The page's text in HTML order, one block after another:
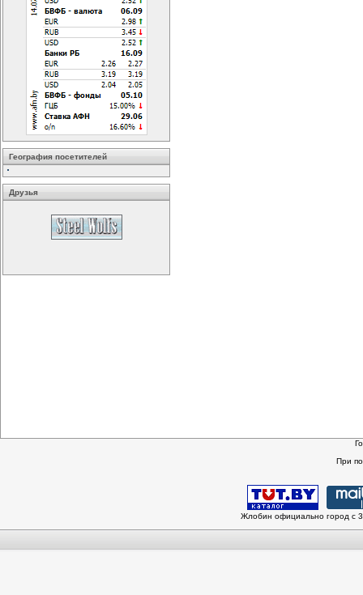
География посетителей
Друзья
При
Жлобин официально город с